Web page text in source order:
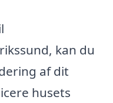
kan du
af dit
husets